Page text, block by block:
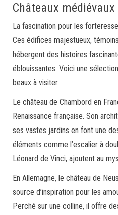
Châteaux médiévaux
La fascination pour les
Ces édifices majestueux,
hébergent des histoires
éblouissantes. Voici une
beaux à visiter.
Le château de Chambord en
Renaissance française. Son
ses vastes jardins en font une
éléments comme l’escalier à
Léonard de Vinci, ajoutent au
En Allemagne, le château de
source d’inspiration pour les
Perché sur une colline, il offre